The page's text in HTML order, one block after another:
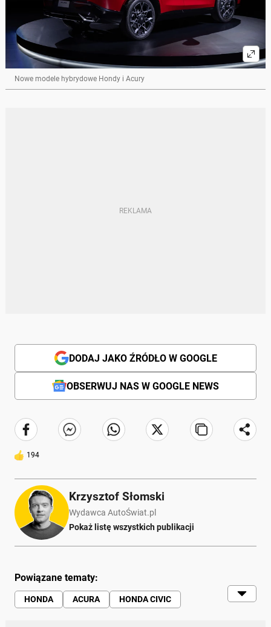
Nowe modele hybrydowe Hondy i Acury
DODAJ JAKO ŹRÓDŁO W GOOGLE
OBSERWUJ NAS W GOOGLE NEWS
194
Krzysztof Słomski
Wydawca AutoŚwiat.pl
Pokaż listę wszystkich publikacji
Powiązane tematy:
HONDA ACURA
HONDA CIVIC